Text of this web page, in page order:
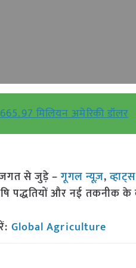
मिलियन अमेरिकी डॉलर
से जुड़े –गूगल न्यूज़,
पद्धतियों और नई तकनीक के
Global Agriculture